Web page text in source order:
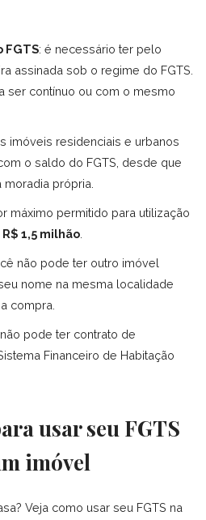
FGTS: é necessário ter pelo
assinada sob o regime do FGTS.
ser contínuo ou com o mesmo
imóveis residenciais e urbanos
o saldo do FGTS, desde que
própria.
máximo permitido para utilização
R$ 1,5 milhão
não pode ter outro imóvel
nome na mesma localidade
compra.
pode ter contrato de
Financeiro de Habitação
usar seu FGTS
imóvel
Veja como usar seu FGTS na